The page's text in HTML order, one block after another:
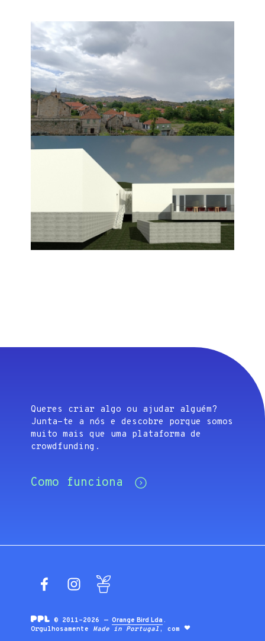
Queres criar algo ou ajudar alguém?
Junta-te a nós e descobre porque somos
muito mais que uma plataforma de
crowdfunding.
Como funciona
FacebookInstagram
© 2011-2026 —Orange Bird Lda .
Orgulhosamente Made in Portugal , com